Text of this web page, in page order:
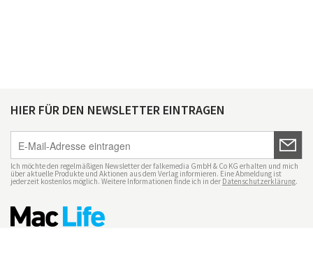
HIER FÜR DEN NEWSLETTER EINTRAGEN
Ich möchte den regelmäßigen Newsletter der falkemedia GmbH & Co KG erhalten und mich
über aktuelle Produkte und Aktionen aus dem Verlag informieren. Eine Abmeldung ist
jederzeit kostenlos möglich. Weitere Informationen finde ich in der Datenschutzerklärung.